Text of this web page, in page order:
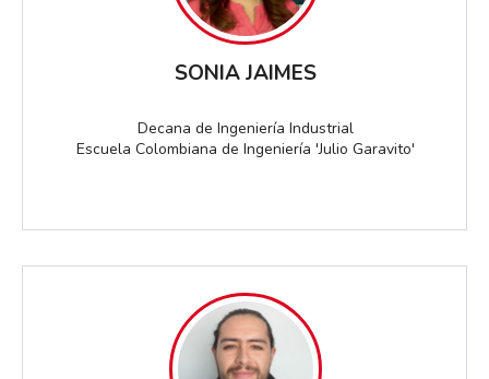
SONIA JAIMES
Decana de Ingeniería Industrial
Escuela Colombiana de Ingeniería 'Julio Garavito'